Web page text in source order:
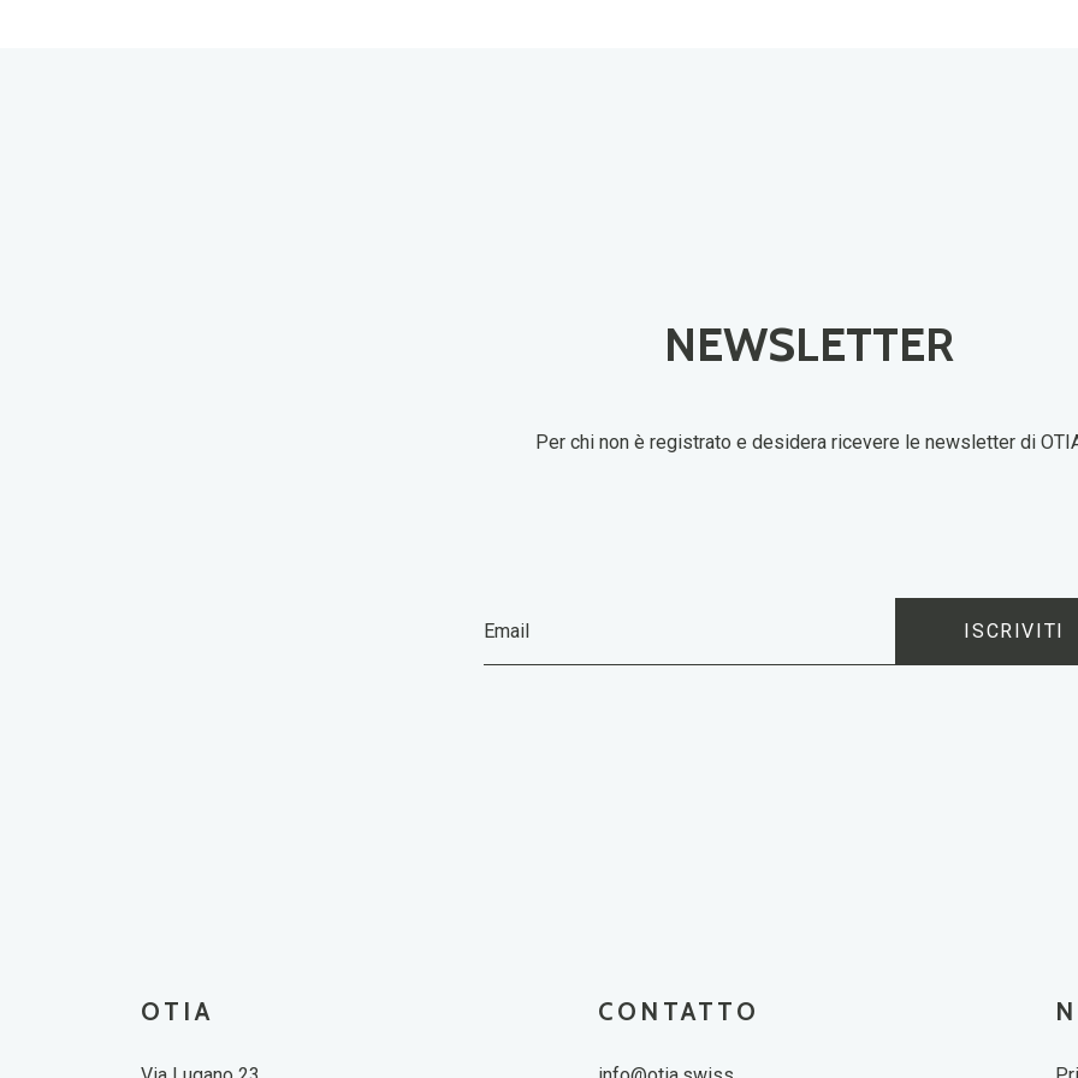
NEWSLETTER
Per chi non è registrato e desidera ricevere le newsletter di
ISCRIVITI
OTIA CONTATTO